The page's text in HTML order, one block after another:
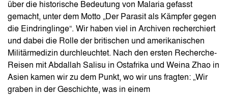
über die historische Bedeutung von Malaria gefasst
gemacht, unter dem Motto „Der Parasit als Kämpfer gegen
die Eindringlinge“. Wir haben viel in Archiven recherchiert
und dabei die Rolle der britischen und amerikanischen
Militärmedizin durchleuchtet. Nach den ersten Recherche-
Reisen mit Abdallah Salisu in Ostafrika und Weina Zhao in
Asien kamen wir zu dem Punkt, wo wir uns fragten: „Wir
graben in der Geschichte, was in einem